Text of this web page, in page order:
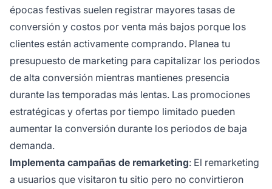
épocas festivas suelen registrar mayores tasas de
conversión y costos por venta más bajos porque los
clientes están activamente comprando. Planea tu
presupuesto de marketing para capitalizar los periodos
de alta conversión mientras mantienes presencia
durante las temporadas más lentas. Las promociones
estratégicas y ofertas por tiempo limitado pueden
aumentar la conversión durante los periodos de baja
demanda.
Implementa campañas de remarketing: El remarketing
a usuarios que visitaron tu sitio pero no convirtieron